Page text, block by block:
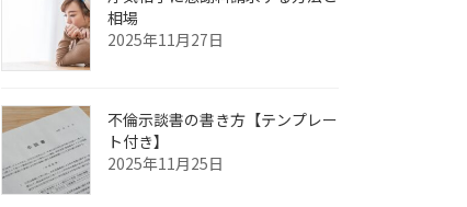
相場
2025年11月27日
不倫示談書の書き方【テンプレー
ト付き】
2025年11月25日